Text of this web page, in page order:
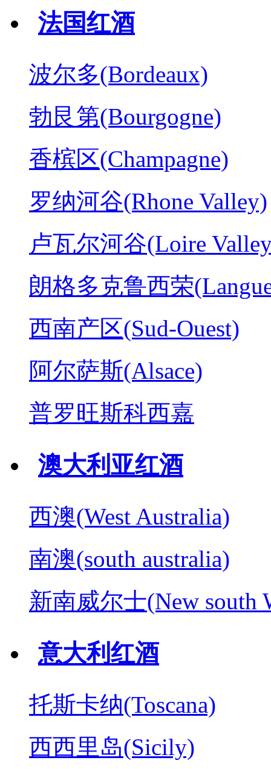
法国红酒
波尔多(Bordeaux)
勃艮第(Bourgogne)
香槟区(Champagne)
罗纳河谷(Rhone Valley)
卢瓦尔河谷(Loire
朗格多克鲁西荣
西南产区(Sud-Ouest)
阿尔萨斯(Alsace)
普罗旺斯科西嘉
澳大利亚红酒
西澳(West Australia)
南澳(south australia)
新南威尔士(New south
意大利红酒
托斯卡纳(Toscana)
西西里岛(Sicily)